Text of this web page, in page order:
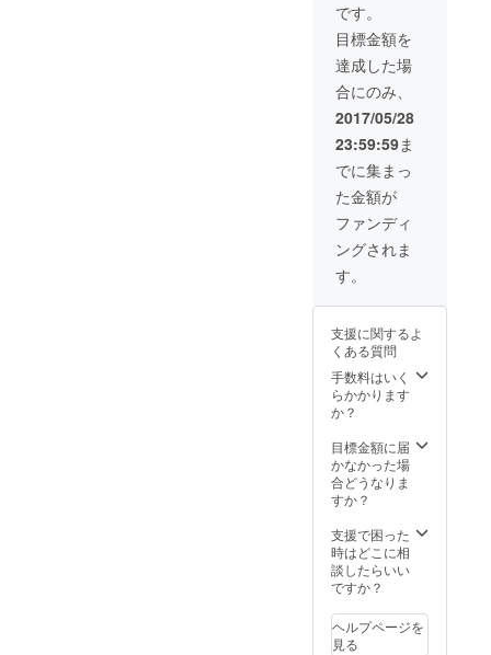
選び頂
けま
す。
です。
目標金額を
達成した場
合にのみ、
2017/05/28
23:59:59ま
でに集まっ
た金額が
ファンディ
ングされま
す。
支援に関するよ
くある質問
手数料はいく
らかかります
か？
目標金額に届
かなかった場
合どうなりま
すか？
支援で困った
時はどこに相
談したらいい
ですか？
ヘルプページを
見る